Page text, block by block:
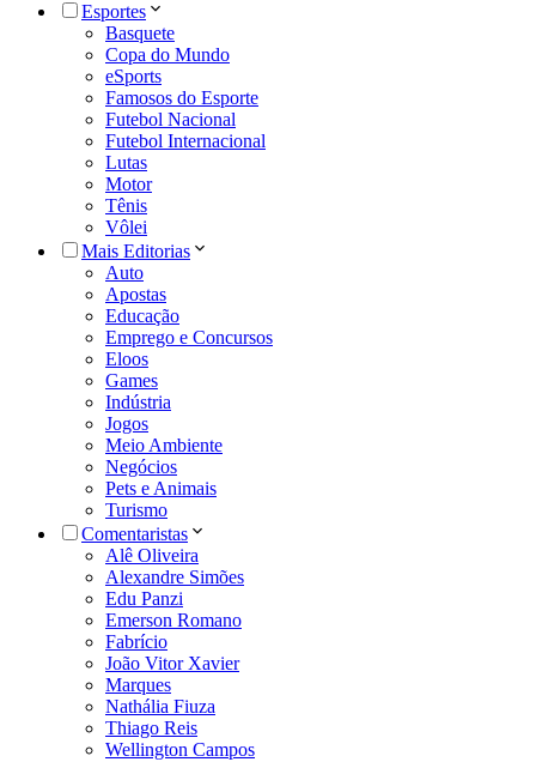
Esportes
Basquete
Copa do Mundo
eSports
Famosos do Esporte
Futebol Nacional
Futebol Internacional
Lutas
Motor
Tênis
Vôlei
Mais Editorias
Auto
Apostas
Educação
Emprego e Concursos
Eloos
Games
Indústria
Jogos
Meio Ambiente
Negócios
Pets e Animais
Turismo
Comentaristas
Alê Oliveira
Alexandre Simões
Edu Panzi
Emerson Romano
Fabrício
João Vitor Xavier
Marques
Nathália Fiuza
Thiago Reis
Wellington Campos